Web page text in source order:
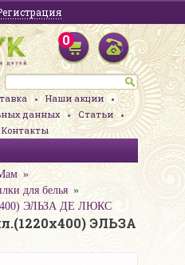
0
Наши акции
данных
Статьи
Контакты
для белья
ЭЛЬЗА ДЕ ЛЮКС
ЭЛЬЗА